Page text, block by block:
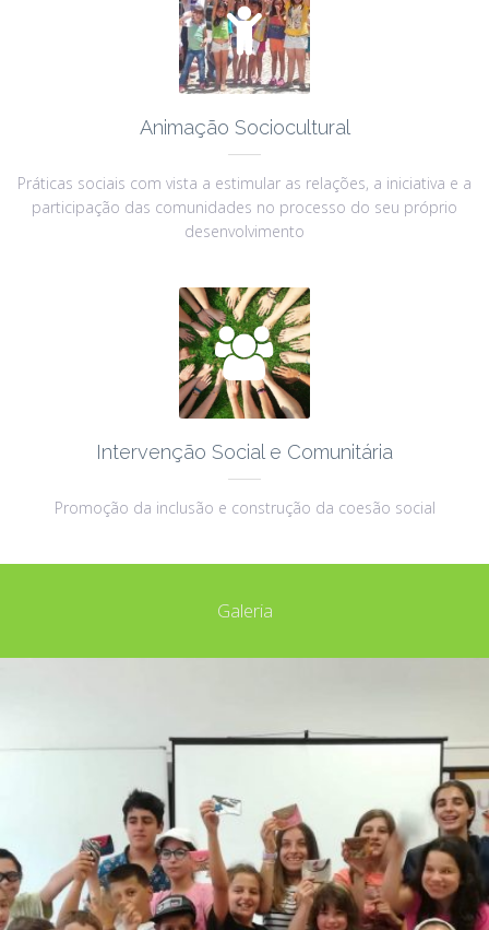

Animação Sociocultural
Práticas sociais com vista a estimular as relações, a iniciativa e a
participação das comunidades no processo do seu próprio
desenvolvimento

Intervenção Social e Comunitária
Promoção da inclusão e construção da coesão social
Galeria